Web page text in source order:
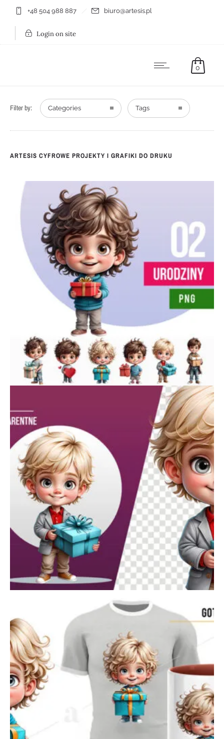
+48 504 988 887 biuro@artesis.pl
Login on site
0
Filter by: Categories Tags
ARTESIS CYFROWE PROJEKTY I GRAFIKI DO DRUKU